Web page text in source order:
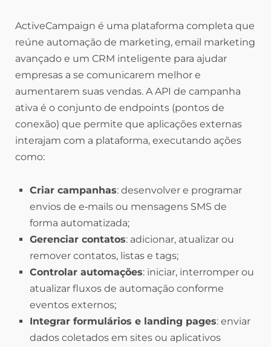
ActiveCampaign é uma plataforma completa que
reúne automação de marketing, email marketing
avançado e um CRM inteligente para ajudar
empresas a se comunicarem melhor e
aumentarem suas vendas. A API de campanha
ativa é o conjunto de endpoints (pontos de
conexão) que permite que aplicações externas
interajam com a plataforma, executando ações
como:
Criar campanhas: desenvolver e programar
envios de e‑mails ou mensagens SMS de
forma automatizada;
Gerenciar contatos: adicionar, atualizar ou
remover contatos, listas e tags;
Controlar automações: iniciar, interromper ou
atualizar fluxos de automação conforme
eventos externos;
Integrar formulários e landing pages: enviar
dados coletados em sites ou aplicativos